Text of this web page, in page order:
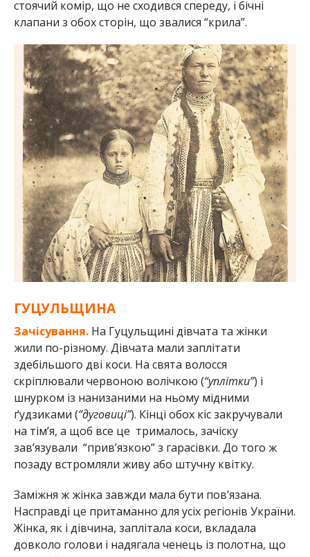
стоячий комір, що не сходився спереду, і бічні
клапани з обох сторін, що звалися “крила”.
ГУЦУЛЬЩИНА
Зачісування.На Гуцульщині дівчата та жінки
жили по-різному. Дівчата мали заплітати
здебільшого дві коси. На свята волосся
скріплювали червоною волічкою (“уплітки”) і
шнурком із нанизаними на ньому мідними
ґудзиками (“дуговиці”). Кінці обох кіс закручували
на тімʼя, а щоб все це трималось, зачіску
завʼязували “привʼязкою” з гарасівки. До того ж
позаду встромляли живу або штучну квітку.
Заміжня ж жінка завжди мала бути пов’язана.
Насправді це притаманно для усіх регіонів України.
Жінка, як і дівчина, заплітала коси, вкладала
довколо голови і надягала ченець із полотна, що